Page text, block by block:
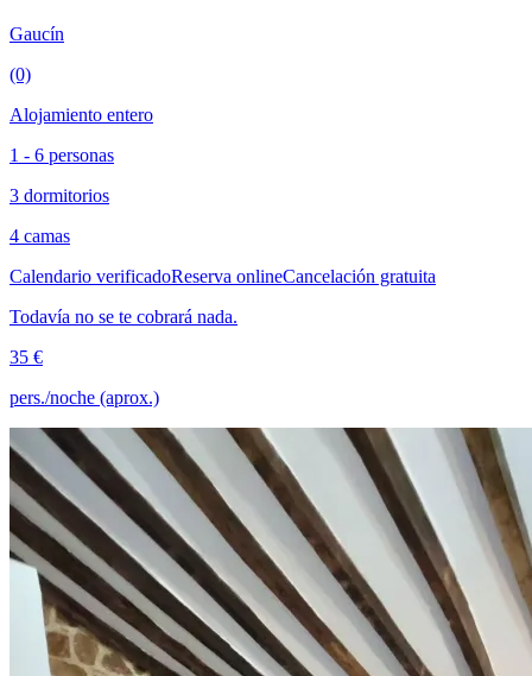
Gaucín
(0)
Alojamiento entero
1 - 6 personas
3 dormitorios
4 camas
Calendario verificadoReserva onlineCancelación gratuita
Todavía no se te cobrará nada.
35 €
pers./noche (aprox.)